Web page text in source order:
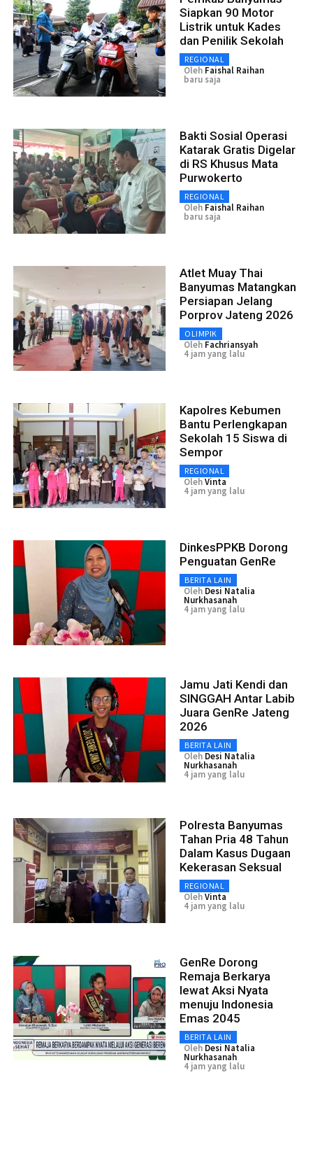
Siapkan 90 Motor
Listrik untuk Kades
dan Penilik Sekolah
REGIONAL
Oleh Faishal Raihan
baru saja
Bakti Sosial Operasi
Katarak Gratis Digelar
di RS Khusus Mata
Purwokerto
REGIONAL
Oleh Faishal Raihan
baru saja
Atlet Muay Thai
Banyumas Matangkan
Persiapan Jelang
Porprov Jateng 2026
OLIMPIK
Oleh Fachriansyah
4 jam yang lalu
Kapolres Kebumen
Bantu Perlengkapan
Sekolah 15 Siswa di
Sempor
REGIONAL
OlehVinta
4 jam yang lalu
DinkesPPKB Dorong
Penguatan GenRe
BERITA LAIN
Oleh Desi Natalia
Nurkhasanah
4 jam yang lalu
Jamu Jati Kendi dan
SINGGAH Antar Labib
Juara GenRe Jateng
2026
BERITA LAIN
Oleh Desi Natalia
Nurkhasanah
4 jam yang lalu
Polresta Banyumas
Tahan Pria 48 Tahun
Dalam Kasus Dugaan
Kekerasan Seksual
REGIONAL
OlehVinta
4 jam yang lalu
GenRe Dorong
Remaja Berkarya
lewat Aksi Nyata
menuju Indonesia
Emas 2045
BERITA LAIN
Oleh Desi Natalia
Nurkhasanah
4 jam yang lalu